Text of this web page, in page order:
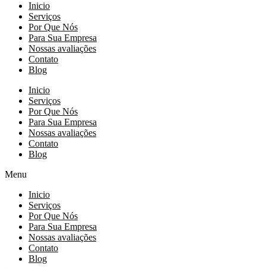
Inicio
Serviços
Por Que Nós
Para Sua Empresa
Nossas avaliações
Contato
Blog
Inicio
Serviços
Por Que Nós
Para Sua Empresa
Nossas avaliações
Contato
Blog
Menu
Inicio
Serviços
Por Que Nós
Para Sua Empresa
Nossas avaliações
Contato
Blog